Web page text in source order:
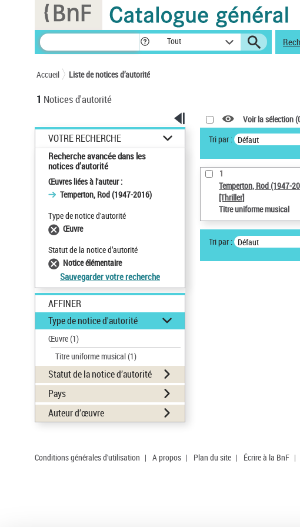
Tout
Accueil Liste de notices d’autorité
1 Notices d'autorité
VOTRE RECHERCHE
Recherche avancée dans les
notices d’autorité
Œuvres liées à l'auteur :
Temperton, Rod (1947-2016)
Type de notice d'autorité
Œuvre
Statut de la notice d’autorité
Notice élémentaire
Sauvegarder votre recherche
AFFINER
Type de notice d'autorité
Œuvre(1)
Titre uniforme musical(1)
Statut de la notice d’autorité
Pays
Auteur d’œuvre
Voir la sélection (
Tri par : Défaut
1
Temperton, Rod (1947-
[Thriller]
Titre uniforme musical
Tri par : Défaut
Conditions générales d'utilisation | A propos | Plan du site | Écrire à la BnF |
Panneau de gestion des cookies